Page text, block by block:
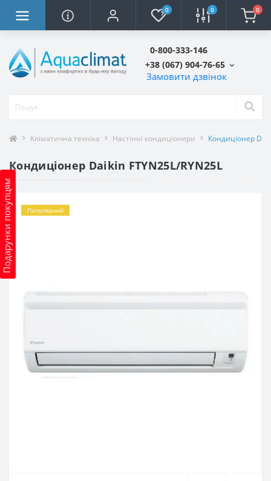
0 0 0
0-800-333-146
+38 (067) 904-76-65
Замовити дзвінок
Подарунки покупцям
Кліматична техніка Настінні кондиціонери Кондиціонер
Кондиціонер Daikin FTYN25L/RYN25L
Популярний